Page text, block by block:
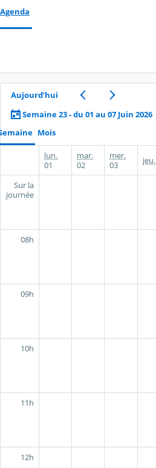
Agenda
Aujourd’hui
Semaine 23 - du 01 au 07 Juin 2026
Mois
lun.
01
mar.
02
mer.
03
jeu.
Sur la
journée
08h
09h
10h
11h
12h